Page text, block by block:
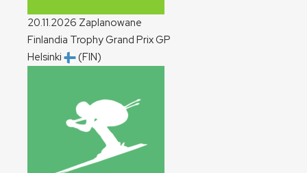
20.11.2026 Zaplanowane
Finlandia Trophy Grand PrixGP
Helsinki
(FIN)